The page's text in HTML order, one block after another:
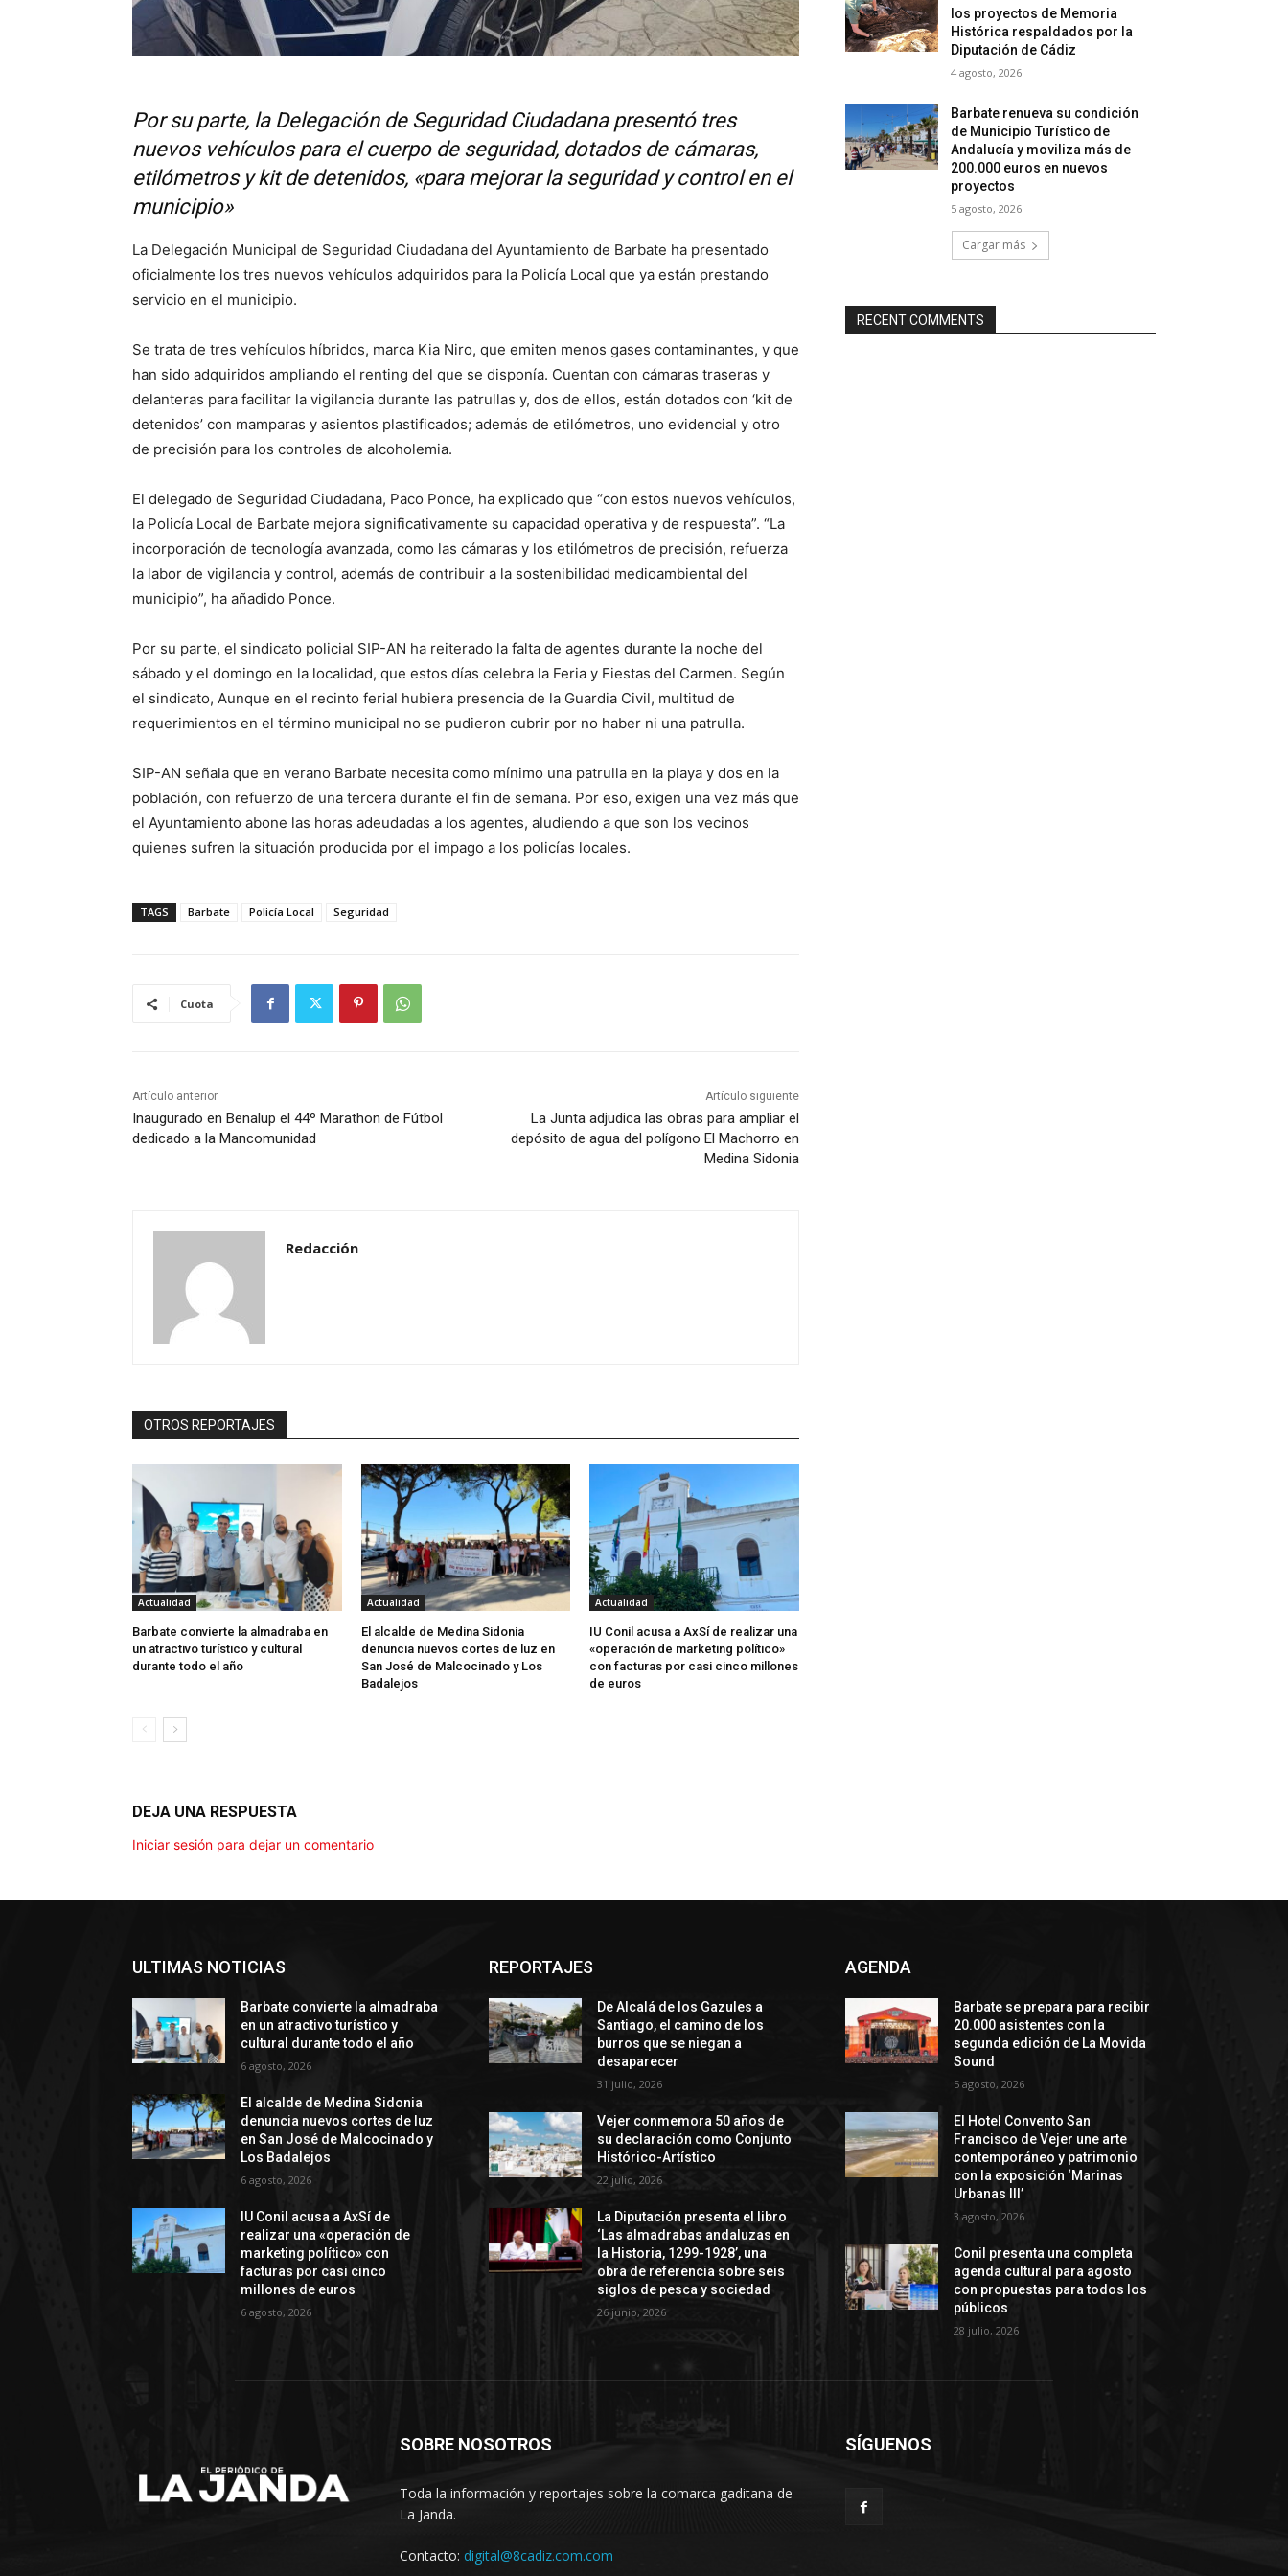
Por su parte, la Delegación de Seguridad Ciudadana presentó tres
nuevos vehículos para el cuerpo de seguridad, dotados de cámaras,
etilómetros y kit de detenidos, «para mejorar la seguridad y control en el
municipio»
La Delegación Municipal de Seguridad Ciudadana del Ayuntamiento de Barbate ha presentado
oficialmente los tres nuevos vehículos adquiridos para la Policía Local que ya están prestando
servicio en el municipio.
Se trata de tres vehículos híbridos, marca Kia Niro, que emiten menos gases contaminantes, y que
han sido adquiridos ampliando el renting del que se disponía. Cuentan con cámaras traseras y
delanteras para facilitar la vigilancia durante las patrullas y, dos de ellos, están dotados con ‘kit de
detenidos’ con mamparas y asientos plastificados; además de etilómetros, uno evidencial y otro
de precisión para los controles de alcoholemia.
El delegado de Seguridad Ciudadana, Paco Ponce, ha explicado que “con estos nuevos vehículos,
la Policía Local de Barbate mejora significativamente su capacidad operativa y de respuesta”. “La
incorporación de tecnología avanzada, como las cámaras y los etilómetros de precisión, refuerza
la labor de vigilancia y control, además de contribuir a la sostenibilidad medioambiental del
municipio”, ha añadido Ponce.
Por su parte, el sindicato policial SIP-AN ha reiterado la falta de agentes durante la noche del
sábado y el domingo en la localidad, que estos días celebra la Feria y Fiestas del Carmen. Según
el sindicato, Aunque en el recinto ferial hubiera presencia de la Guardia Civil, multitud de
requerimientos en el término municipal no se pudieron cubrir por no haber ni una patrulla.
SIP-AN señala que en verano Barbate necesita como mínimo una patrulla en la playa y dos en la
población, con refuerzo de una tercera durante el fin de semana. Por eso, exigen una vez más que
el Ayuntamiento abone las horas adeudadas a los agentes, aludiendo a que son los vecinos
quienes sufren la situación producida por el impago a los policías locales.
TAGS Barbate Policía Local Seguridad
Cuota
Artículo anterior
Inaugurado en Benalup el 44º Marathon de Fútbol
dedicado a la Mancomunidad
Artículo siguiente
La Junta adjudica las obras para ampliar el
depósito de agua del polígono El Machorro en
Medina Sidonia
Redacción
OTROS REPORTAJES
Actualidad
Barbate convierte la almadraba en
un atractivo turístico y cultural
durante todo el año
Actualidad
El alcalde de Medina Sidonia
denuncia nuevos cortes de luz en
San José de Malcocinado y Los
Badalejos
Actualidad
IU Conil acusa a AxSí de realizar una
«operación de marketing político»
con facturas por casi cinco millones
de euros
DEJA UNA RESPUESTA
Iniciar sesión para dejar un comentario
los proyectos de Memoria
Histórica respaldados por la
Diputación de Cádiz
4 agosto, 2026
Barbate renueva su condición
de Municipio Turístico de
Andalucía y moviliza más de
200.000 euros en nuevos
proyectos
5 agosto, 2026
Cargar más
RECENT COMMENTS
ULTIMAS NOTICIAS
Barbate convierte la almadraba
en un atractivo turístico y
cultural durante todo el año
6 agosto, 2026
El alcalde de Medina Sidonia
denuncia nuevos cortes de luz
en San José de Malcocinado y
Los Badalejos
6 agosto, 2026
IU Conil acusa a AxSí de
realizar una «operación de
marketing político» con
facturas por casi cinco
millones de euros
6 agosto, 2026
REPORTAJES
De Alcalá de los Gazules a
Santiago, el camino de los
burros que se niegan a
desaparecer
31 julio, 2026
Vejer conmemora 50 años de
su declaración como Conjunto
Histórico-Artístico
22 julio, 2026
La Diputación presenta el libro
‘Las almadrabas andaluzas en
la Historia, 1299-1928’, una
obra de referencia sobre seis
siglos de pesca y sociedad
26 junio, 2026
AGENDA
Barbate se prepara para recibir
20.000 asistentes con la
segunda edición de La Movida
Sound
5 agosto, 2026
El Hotel Convento San
Francisco de Vejer une arte
contemporáneo y patrimonio
con la exposición ‘Marinas
Urbanas III’
3 agosto, 2026
Conil presenta una completa
agenda cultural para agosto
con propuestas para todos los
públicos
28 julio, 2026
SOBRE NOSOTROS
Toda la información y reportajes sobre la comarca gaditana de
La Janda.
Contacto: digital@8cadiz.com.com
SÍGUENOS